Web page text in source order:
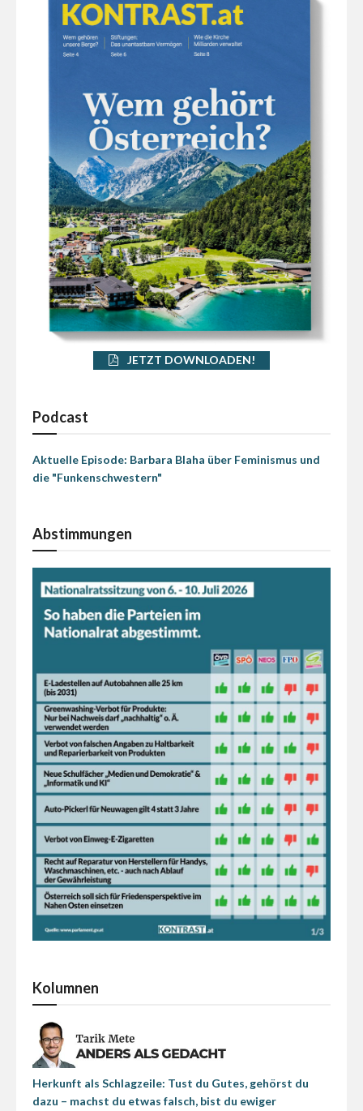
JETZT DOWNLOADEN!
Podcast
Aktuelle Episode: Barbara Blaha über Feminismus und
die "Funkenschwestern"
Abstimmungen
Kolumnen
Herkunft als Schlagzeile: Tust du Gutes, gehörst du
dazu – machst du etwas falsch, bist du ewiger